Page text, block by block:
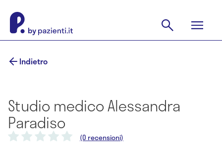
Indietro
Studio medico Alessandra
Paradiso
(0 recensioni)